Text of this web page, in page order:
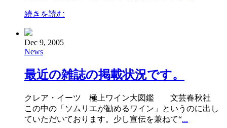
続きを読む
Dec 9, 2005
News
最近の雑誌の掲載状況です。
クレア・イーツ 極上ワイン大図鑑 文芸春秋社
この中の「ソムリエが勧めるワイン」というのに出し
ていただいております。少し宣伝を兼ねて“...